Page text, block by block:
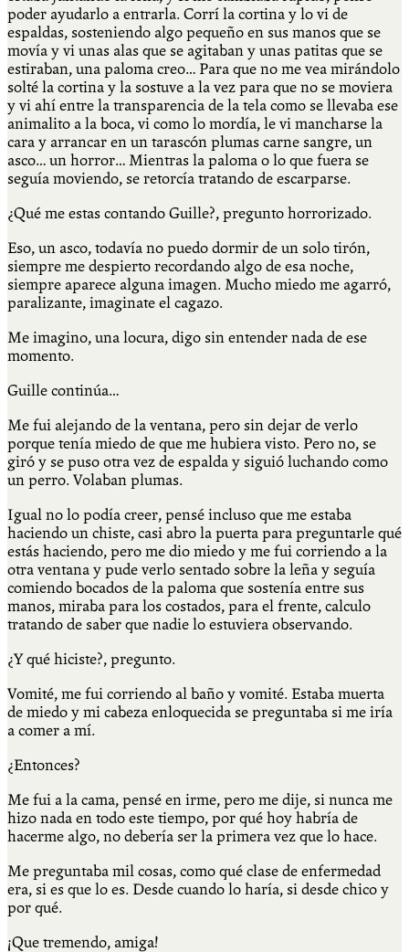
poder ayudarlo a entrarla. Corrí la cortina y lo vi de
espaldas, sosteniendo algo pequeño en sus manos que se
movía y vi unas alas que se agitaban y unas patitas que se
estiraban, una paloma creo… Para que no me vea mirándolo
solté la cortina y la sostuve a la vez para que no se moviera
y vi ahí entre la transparencia de la tela como se llevaba ese
animalito a la boca, vi como lo mordía, le vi mancharse la
cara y arrancar en un tarascón plumas carne sangre, un
asco… un horror… Mientras la paloma o lo que fuera se
seguía moviendo, se retorcía tratando de escarparse.
¿Qué me estas contando Guille?, pregunto horrorizado.
Eso, un asco, todavía no puedo dormir de un solo tirón,
siempre me despierto recordando algo de esa noche,
siempre aparece alguna imagen. Mucho miedo me agarró,
paralizante, imaginate el cagazo.
Me imagino, una locura, digo sin entender nada de ese
momento.
Guille continúa…
Me fui alejando de la ventana, pero sin dejar de verlo
porque tenía miedo de que me hubiera visto. Pero no, se
giró y se puso otra vez de espalda y siguió luchando como
un perro. Volaban plumas.
Igual no lo podía creer, pensé incluso que me estaba
haciendo un chiste, casi abro la puerta para preguntarle qué
estás haciendo, pero me dio miedo y me fui corriendo a la
otra ventana y pude verlo sentado sobre la leña y seguía
comiendo bocados de la paloma que sostenía entre sus
manos, miraba para los costados, para el frente, calculo
tratando de saber que nadie lo estuviera observando.
¿Y qué hiciste?, pregunto.
Vomité, me fui corriendo al baño y vomité. Estaba muerta
de miedo y mi cabeza enloquecida se preguntaba si me iría
a comer a mí.
¿Entonces?
Me fui a la cama, pensé en irme, pero me dije, si nunca me
hizo nada en todo este tiempo, por qué hoy habría de
hacerme algo, no debería ser la primera vez que lo hace.
Me preguntaba mil cosas, como qué clase de enfermedad
era, si es que lo es. Desde cuando lo haría, si desde chico y
por qué.
¡Que tremendo, amiga!